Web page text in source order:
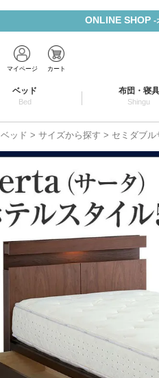
ONLINE SHOP -
マイページ カート
ベッド
Bed
布団・寝具
Shingu
ベッド サイズから探す セミダブ